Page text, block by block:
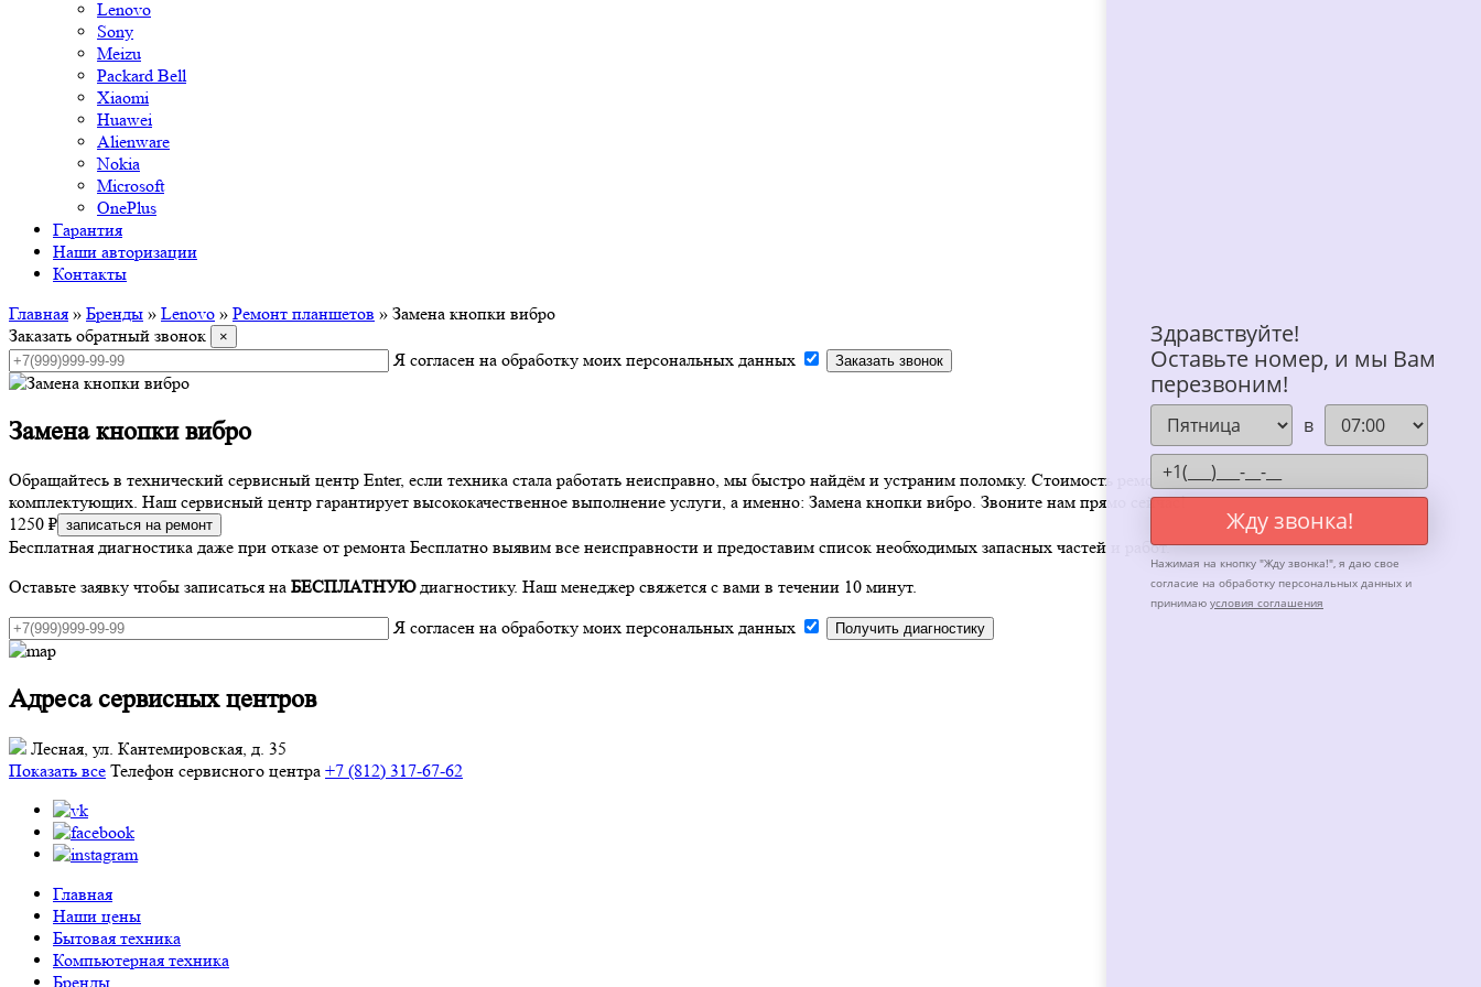
Lenovo
Sony
Meizu
Packard Bell
Xiaomi
Huawei
Alienware
Nokia
Microsoft
OnePlus
Гарантия
Наши авторизации
Контакты
Главная » Бренды » Lenovo » Ремонт планшетов » Замена кнопки вибро
Заказать обратный звонок
×
Я согласен на обработку моих персональных данных
Замена кнопки вибро
Обращайтесь в технический сервисный центр Enter, если техника стала работать неисправно, мы быстро найдём и устраним поломку. Стоимость ремонта зависит от цен самих
комплектующих. Наш сервисный центр гарантирует высококачественное выполнение услуги, а именно: Замена кнопки вибро. Звоните нам прямо сейчас!
1250 ₽ записаться на ремонт
Бесплатная диагностика даже при отказе от ремонта Бесплатно выявим все неисправности и предоставим список необходимых запасных частей и работ.
Оставьте заявку чтобы записаться на БЕСПЛАТНУЮдиагностику. Наш менеджер свяжется с вами в течении 10 минут.
Я согласен на обработку моих персональных данных
Адреса сервисных центров
Лесная, ул. Кантемировская, д. 35
Показать все Телефон сервисного центра +7 (812) 317-67-62
Главная
Наши цены
Бытовая техника
Компьютерная техника
Бренды
Здравствуйте!
Оставьте номер, и мы Вам
перезвоним!
в
Жду звонка!
Нажимая на кнопку "Жду звонка!", я даю свое
согласие на обработку персональных данных и
принимаю условия соглашения